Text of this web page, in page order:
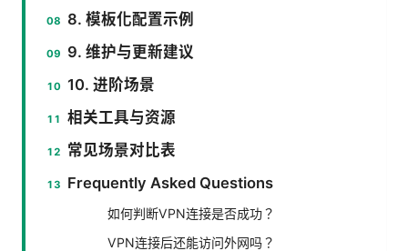
8. 模板化配置示例
9. 维护与更新建议
10. 进阶场景
相关工具与资源
常见场景对比表
Frequently Asked Questions
如何判断VPN连接是否成功？
VPN连接后还能访问外网吗？